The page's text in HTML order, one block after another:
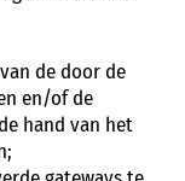
de door de
en/of de
hand van het